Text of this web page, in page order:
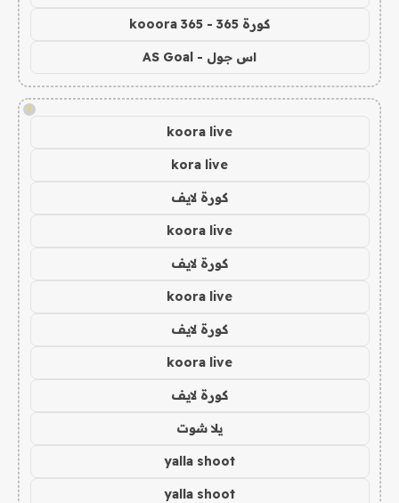
كورة 365 - kooora 365
اس جول - AS Goal
!
koora live
kora live
كورة لايف
koora live
كورة لايف
koora live
كورة لايف
koora live
كورة لايف
يلا شوت
yalla shoot
yalla shoot